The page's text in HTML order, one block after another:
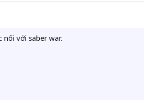
nối với saber war.